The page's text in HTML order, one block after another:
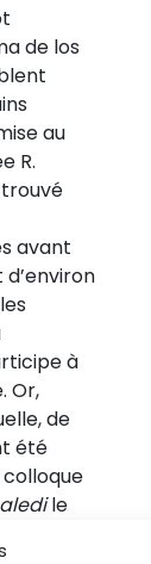
de los
au
R.
avant
à
Or,
de
été
le